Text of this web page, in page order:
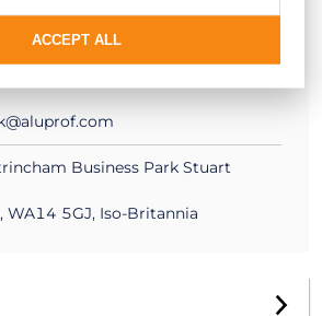
Business Park Stuart
WA14 5GJ, Iso-Britannia
ACCEPT ALL